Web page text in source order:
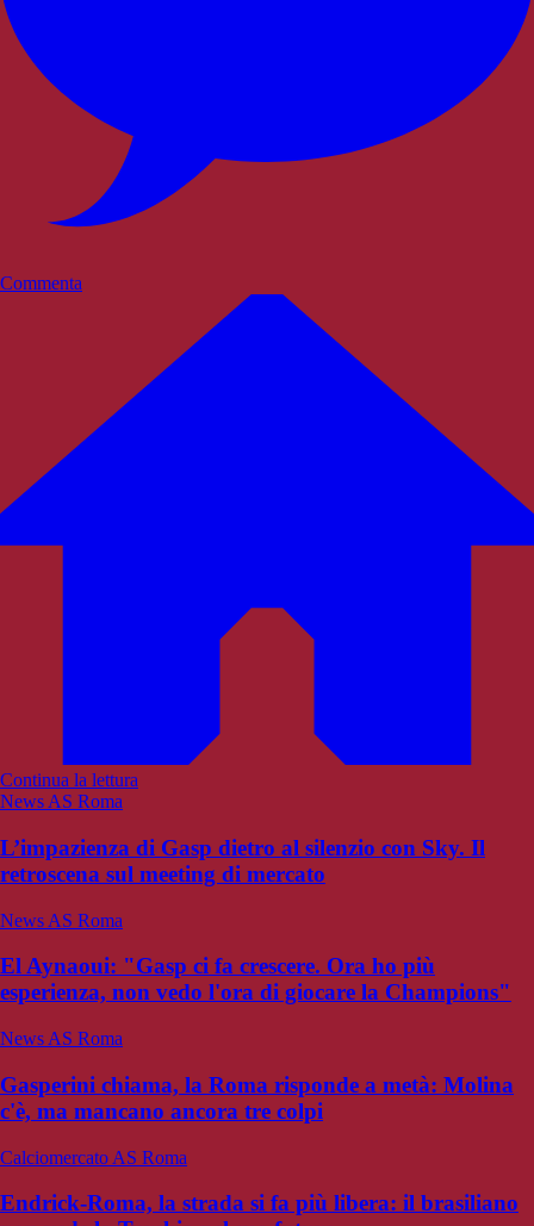
Commenta
Continua la lettura
News AS Roma
L’impazienza di Gasp dietro al silenzio con Sky. Il
retroscena sul meeting di mercato
News AS Roma
El Aynaoui: "Gasp ci fa crescere. Ora ho più
esperienza, non vedo l'ora di giocare la Champions"
News AS Roma
Gasperini chiama, la Roma risponde a metà: Molina
c'è, ma mancano ancora tre colpi
Calciomercato AS Roma
Endrick-Roma, la strada si fa più libera: il brasiliano